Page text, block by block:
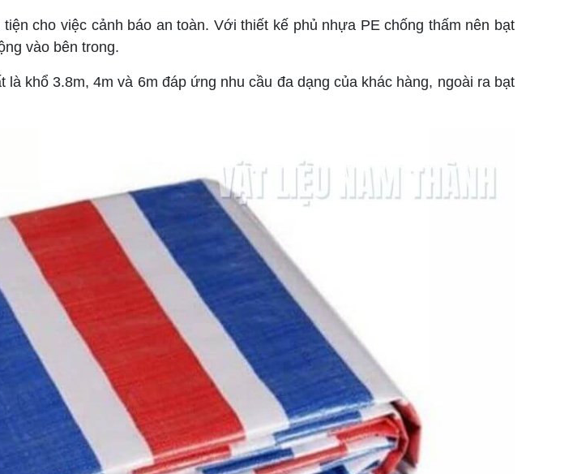
cho việc cảnh báo an toàn. Với thiết kế phủ nhựa PE chống thấm nên bạt
vào bên trong.
khổ 3.8m, 4m và 6m đáp ứng nhu cầu đa dạng của khác hàng, ngoài ra bạt